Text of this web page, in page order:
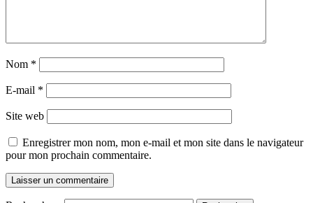
Nom *
E-mail *
Site web
Enregistrer mon nom, mon e-mail et mon site dans le navigateur
pour mon prochain commentaire.